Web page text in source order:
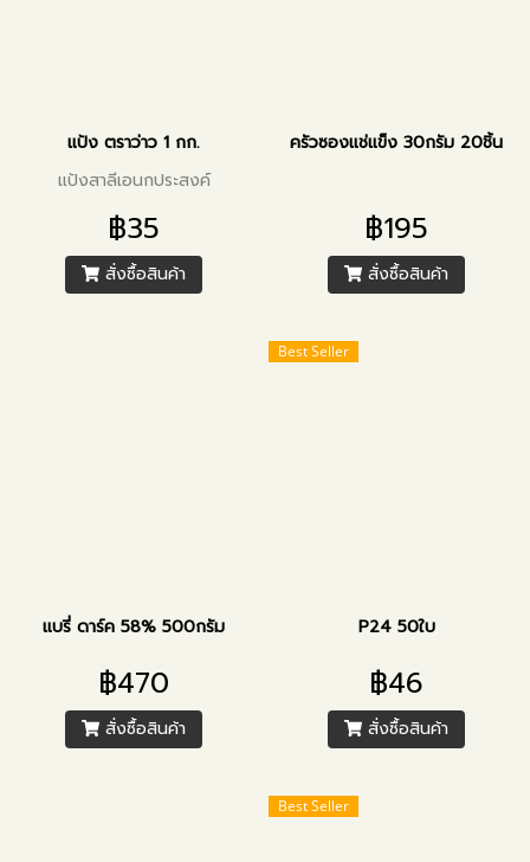
แป้ง ตราว่าว 1 กก.
แป้งสาลีเอนกประสงค์
฿35
สั่งซื้อสินค้า
ครัวซองแช่แข็ง 30กรัม 20ชิ้น
฿195
สั่งซื้อสินค้า
แบรี่ ดาร์ค 58% 500กรัม
฿470
สั่งซื้อสินค้า
Best Seller
P24 50ใบ
฿46
สั่งซื้อสินค้า
Best Seller